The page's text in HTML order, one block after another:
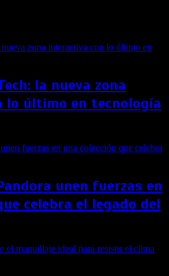
la nueva zona
lo último en tecnología
unen fuerzas en
celebra el legado del